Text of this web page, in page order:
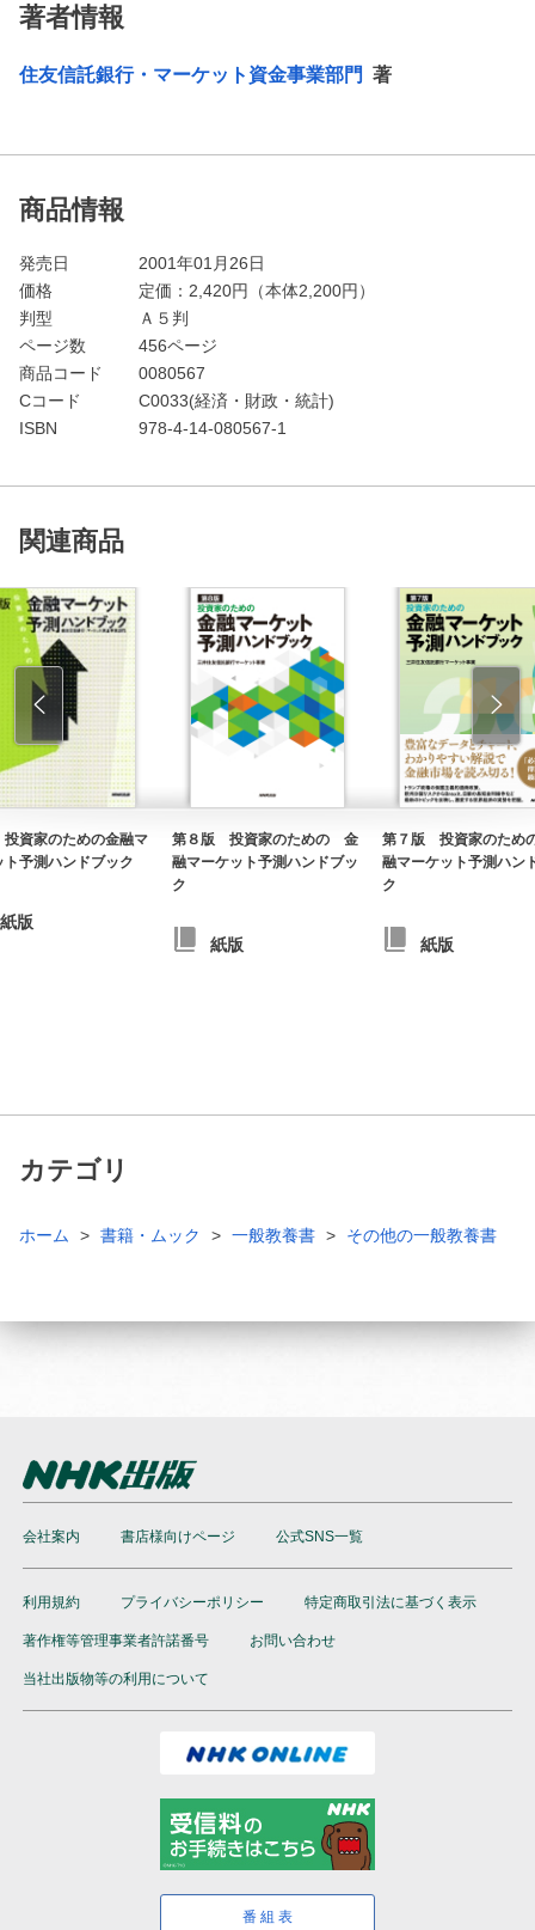
著者情報
住友信託銀行・マーケット資金事業部門 著
商品情報
発売日
2001年01月26日
価格
定価： 2,420円（本体2,200円）
判型
Ａ５判
ページ数
456ページ
商品コード
0080567
Cコード
C0033(経済・財政・統計)
ISBN
978-4-14-080567-1
関連商品
資家のための金融マ
ト予測ハンドブック
紙版
第８版 投資家のための 金
融マーケット予測ハンドブッ
ク
紙版
第７版 投資家のため
融マーケット予測ハン
ク
紙版
カテゴリ
ホーム 書籍・ムック 一般教養書 その他の一般教養書
会社案内 書店様向けページ 公式SNS一覧
利用規約 プライバシーポリシー 特定商取引法に基づく表示
著作権等管理事業者許諾番号 お問い合わせ
当社出版物等の利用について
番組表